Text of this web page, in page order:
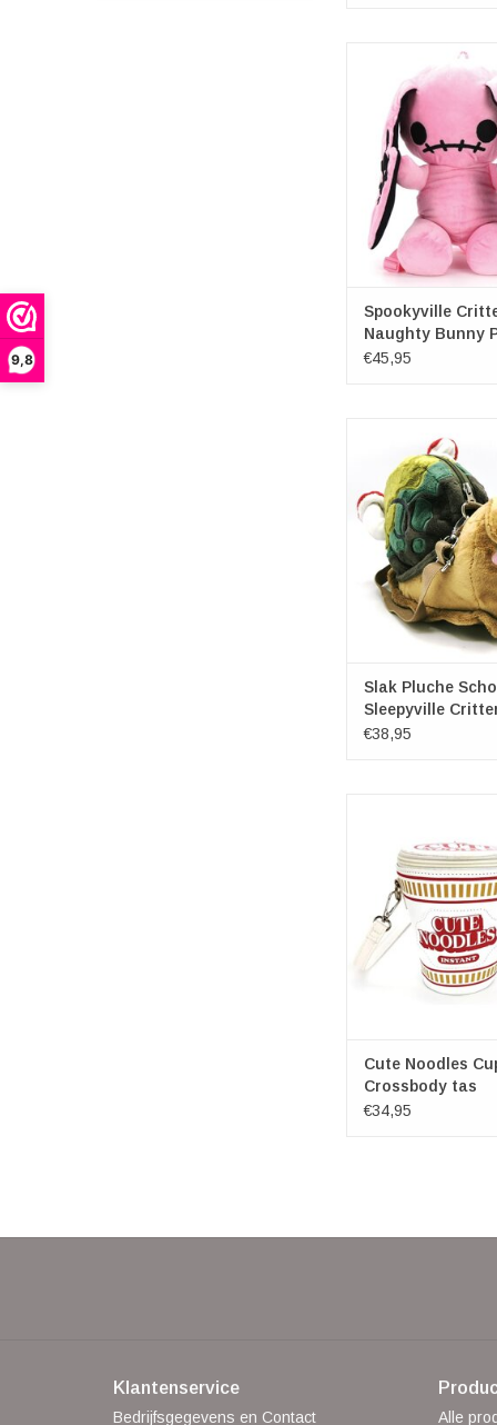
9,8
Pink Naughty
Rugzak
Merk: Spookyville
Afmetingen: (lxbxd)
25cm x
TOEVOEGEN AAN
Spookyville
Naughty Bunny
Rugzak - Copy
€45,95
Merk: Sleepyville
Afmetingen: (bxhxd)
20cm x
Slak Pluche
Sleepyville
€38,95
9,5cm x 8cm
TOEVOEGEN AAN
Cute Noodles
Crossbody tas
€34,95
Klantenservice
Bedrijfsgegevens en Contact Alle